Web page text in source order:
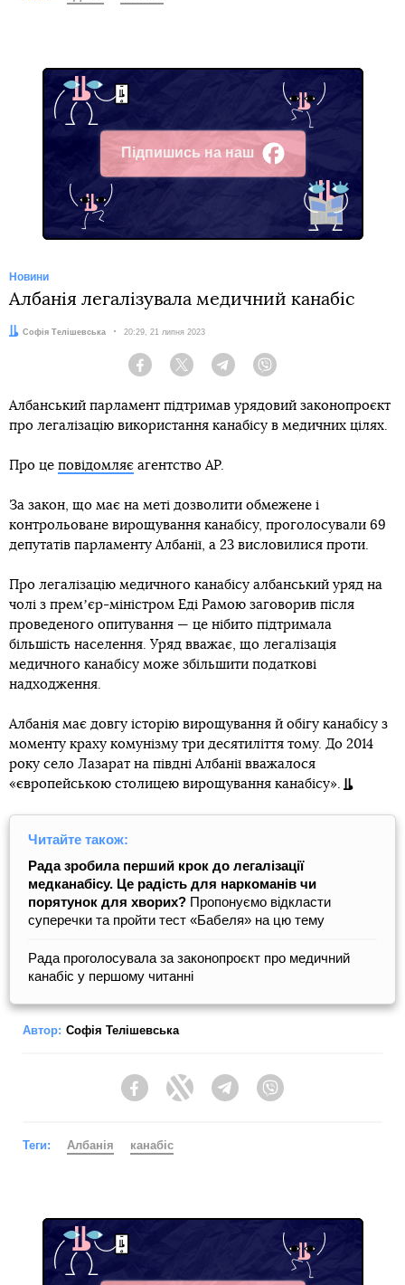
Підпишись на наш
Facebook
Новини
Албанія легалізувала медичний канабіс
Автор:
Софія Телішевська Дата:
20:29, 21 липня 2023
Facebook Twitter Telegram
Албанський парламент підтримав урядовий законопроєкт
про легалізацію використання канабісу в медичних цілях.
Про це повідомляє агентство AP.
За закон, що має на меті дозволити обмежене і
контрольоване вирощування канабісу, проголосували 69
депутатів парламенту Албанії, а 23 висловилися проти.
Про легалізацію медичного канабісу албанський уряд на
чолі з премʼєр-міністром Еді Рамою заговорив після
проведеного опитування — це нібито підтримала
більшість населення. Уряд вважає, що легалізація
медичного канабісу може збільшити податкові
надходження.
Албанія має довгу історію вирощування й обігу канабісу з
моменту краху комунізму три десятиліття тому. До 2014
року село Лазарат на півдні Албанії вважалося
«європейською столицею вирощування канабісу».
Читайте також:
Рада зробила перший крок до легалізації
медканабісу. Це радість для наркоманів чи
порятунок для хворих? Пропонуємо відкласти
суперечки та пройти тест «Бабеля» на цю тему
Рада проголосувала за законопроєкт про медичний
канабіс у першому читанні
Автор: Софія Телішевська
FacebookTwitter Telegram
Теги: Албанія канабіс